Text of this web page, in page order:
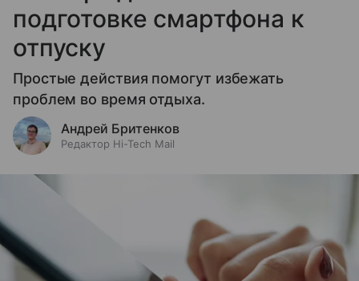
подготовке смартфона к
отпуску
Простые действия помогут избежать
проблем во время отдыха.
Андрей Бритенков
Редактор Hi-Tech Mail